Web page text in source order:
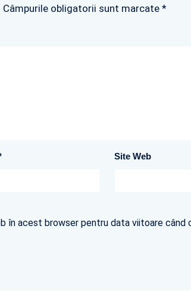
obligatorii sunt marcate *
Site Web
în acest browser pentru data viitoare când